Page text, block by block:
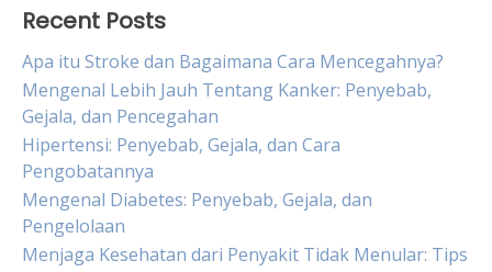
Recent Posts
Apa itu Stroke dan Bagaimana Cara Mencegahnya?
Mengenal Lebih Jauh Tentang Kanker: Penyebab,
Gejala, dan Pencegahan
Hipertensi: Penyebab, Gejala, dan Cara
Pengobatannya
Mengenal Diabetes: Penyebab, Gejala, dan
Pengelolaan
Menjaga Kesehatan dari Penyakit Tidak Menular: Tips